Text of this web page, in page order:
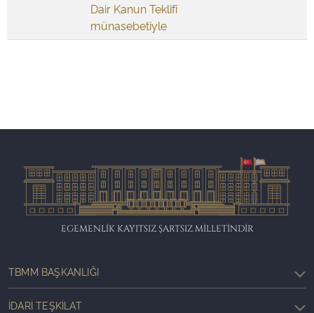
Dair Kanun Teklifi
münasebetiyle
EGEMENLİK KAYITSIZ ŞARTSIZ MİLLETİNDİR
TBMM BAŞKANLIĞI
İDARI TEŞKILAT